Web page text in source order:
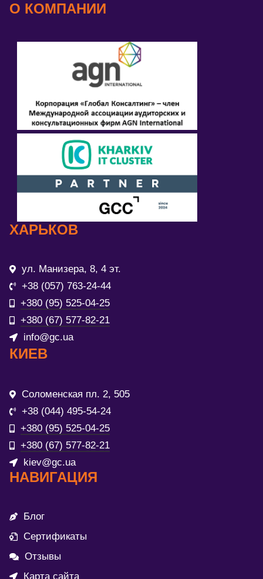
О КОМПАНИИ
ХАРЬКОВ
ул. Манизера, 8, 4 эт.
+38 (057) 763-24-44
+380 (95) 525-04-25
+380 (67) 577-82-21
info@gc.ua
КИЕВ
Соломенская пл. 2, 505
+38 (044) 495-54-24
+380 (95) 525-04-25
+380 (67) 577-82-21
kiev@gc.ua
НАВИГАЦИЯ
Блог
Сертификаты
Отзывы
Карта сайта